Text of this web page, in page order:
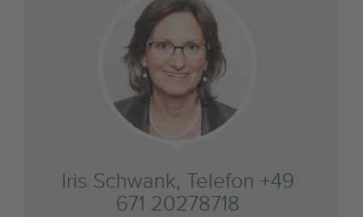
Iris Schwank, Telefon +49
671 20278718